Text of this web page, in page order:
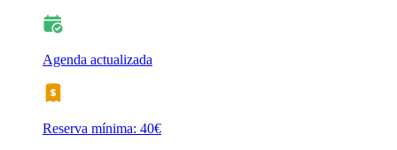
Agenda actualizada
Reserva mínima: 40€